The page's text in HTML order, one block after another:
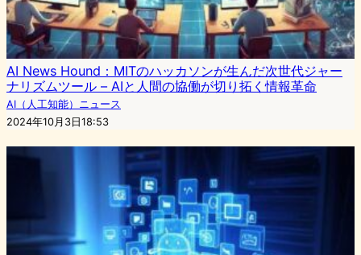
AI News Hound：MITのハッカソンが生んだ次世代ジャー
ナリズムツール – AIと人間の協働が切り拓く情報革命
AI（人工知能）ニュース
2024年10月3日18:53